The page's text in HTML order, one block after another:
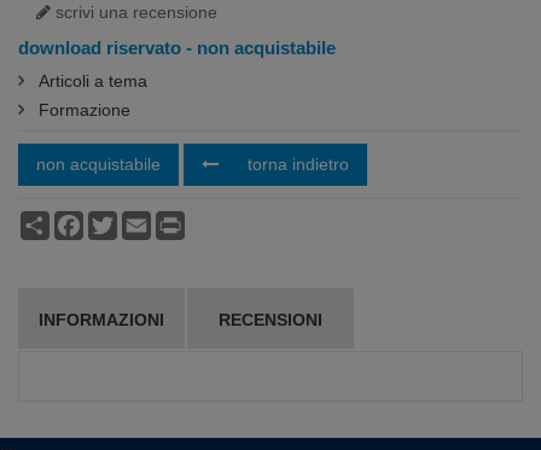
scrivi una recensione
download riservato - non acquistabile
Articoli a tema
Formazione
non acquistabile torna indietro
CondividiFacebook
TwitterEmail
INFORMAZIONI RECENSIONI